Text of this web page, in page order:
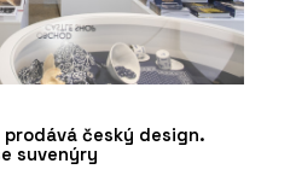
prodává český design.
suvenýry